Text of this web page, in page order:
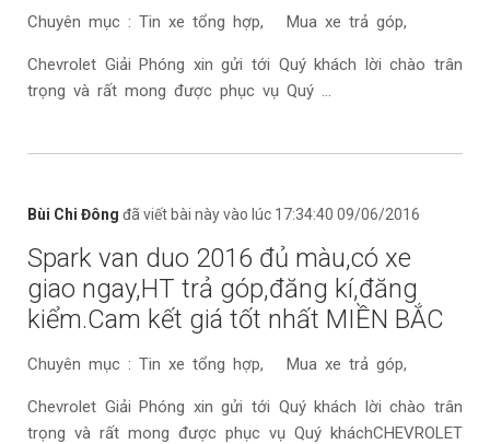
Chuyên mục : Tin xe tổng hợp, Mua xe trả góp,
Chevrolet Giải Phóng xin gửi tới Quý khách lời chào trân
trọng và rất mong được phục vụ Quý ...
Bùi Chi Đông đã viết bài này vào lúc 17:34:40 09/06/2016
Spark van duo 2016 đủ màu,có xe
giao ngay,HT trả góp,đăng kí,đăng
kiểm.Cam kết giá tốt nhất MIỀN BẮC
Chuyên mục : Tin xe tổng hợp, Mua xe trả góp,
Chevrolet Giải Phóng xin gửi tới Quý khách lời chào trân
trọng và rất mong được phục vụ Quý khách​CHEVROLET